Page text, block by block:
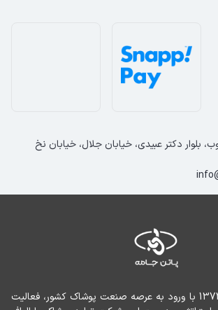
عالی برای استفاده در محل کار، دانشگاه،
پیراهن پشمی مردانه
می‌توانید این پیراهن را با یک شلوار
بپوشید. اگر به دنبال یک استایل
همچنین می‌توانید از این پیراهن
زیر کت پاییزی یا ژاکت استفاده کنید.
بلوار دکتر عبیدی، خیابان جلال، خیابان نخ